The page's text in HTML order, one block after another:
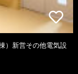
）新営その他電気設